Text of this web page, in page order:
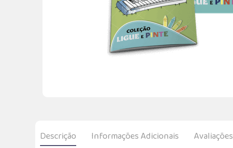
Descrição Informações Adicionais Avaliações